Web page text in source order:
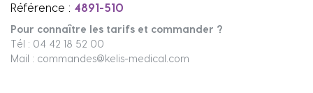
Référence : 4891-510
Pour connaître les tarifs et commander ?
Tél : 04 42 18 52 00
Mail : commandes@kelis-medical.com